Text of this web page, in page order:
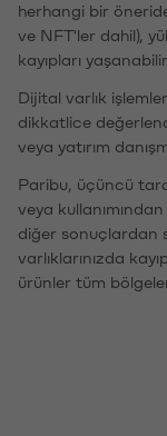
herhangi bir
ve NFT'ler dahil),
kayıpları yaşanabilir.
Dijital varlık
dikkatlice
veya yatırım
Paribu, üçüncü
veya
diğer sonuçlardan
varlıklarınızda
ürünler tüm